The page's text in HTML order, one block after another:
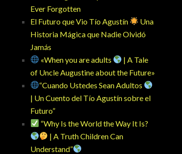
Ever Forgotten
El Futuro que Vio Tío Agustín
Una
Historia Mágica que Nadie Olvidó
Jamás
«When you are adults
| A Tale
of Uncle Augustine about the Future»
“Cuando Ustedes Sean Adultos
| Un Cuento del Tío Agustín sobre el
Futuro”
“Why Is the World the Way It Is?
| A Truth Children Can
Understand”